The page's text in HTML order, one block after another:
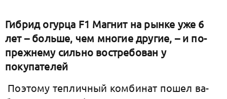
Гибрид огурца F1 Магнит на рынке уже 6
лет – больше, чем многие другие, – и по-
прежнему сильно востребован у
покупателей
Поэтому тепличный комбинат пошел ва-